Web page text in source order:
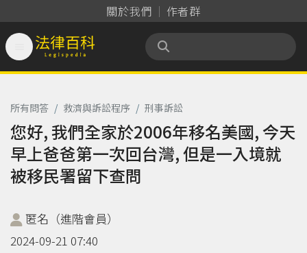
關於我們 作者群
法律百科 Legispedia
所有問答 / 救濟與訴訟程序 / 刑事訴訟
您好, 我們全家於2006年移名美國, 今天
早上爸爸第一次回台灣, 但是一入境就
被移民署留下查問
匿名（進階會員）
2024-09-21 07:40